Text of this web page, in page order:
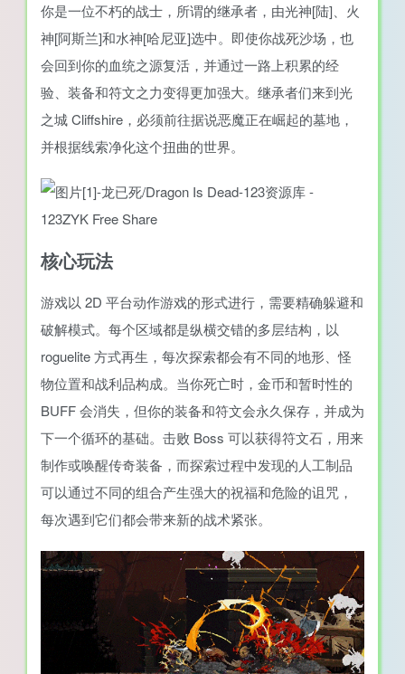
你是一位不朽的战士，所谓的继承者，由光神[陆]、火
神[阿斯兰]和水神[哈尼亚]选中。即使你战死沙场，也
会回到你的血统之源复活，并通过一路上积累的经
验、装备和符文之力变得更加强大。继承者们来到光
之城 Cliffshire，必须前往据说恶魔正在崛起的墓地，
并根据线索净化这个扭曲的世界。
核心玩法
游戏以 2D 平台动作游戏的形式进行，需要精确躲避和
破解模式。每个区域都是纵横交错的多层结构，以
roguelite 方式再生，每次探索都会有不同的地形、怪
物位置和战利品构成。当你死亡时，金币和暂时性的
BUFF 会消失，但你的装备和符文会永久保存，并成为
下一个循环的基础。击败 Boss 可以获得符文石，用来
制作或唤醒传奇装备，而探索过程中发现的人工制品
可以通过不同的组合产生强大的祝福和危险的诅咒，
每次遇到它们都会带来新的战术紧张。